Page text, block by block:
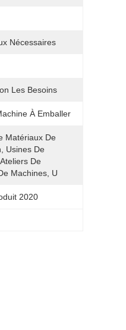
Nécessaires
Les Besoins
À Emballer
Matériaux De
Usines De
De
Machines, U
2020